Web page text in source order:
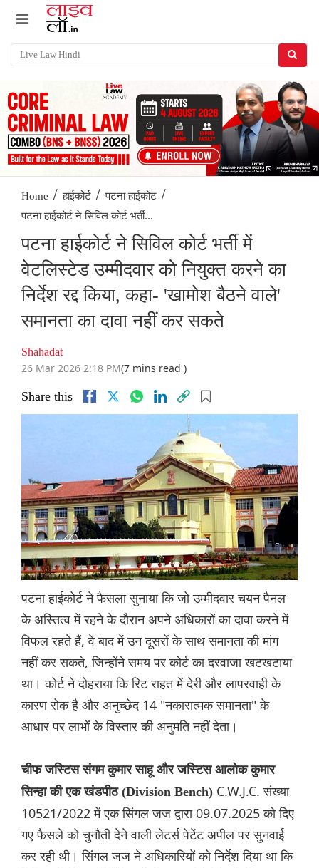
Home / हाईकोर्ट / पटना हाईकोट /
पटना हाईकोर्ट ने सिविल कोर्ट भर्ती...
पटना हाईकोर्ट ने सिविल कोर्ट भर्ती में
वेटलिस्टेड उम्मीदवार को नियुक्त करने का
निर्देश रद्द किया, कहा- 'खामोश बैठने वाले'
समानता का दावा नहीं कर सकते
Shahadat
26 Mar 2026 2:18 PM(7 mins read )
Share this
पटना हाईकोर्ट ने फैसला सुनाया कि जो उम्मीदवार चयन पैनल
के अस्तित्व में रहने के दौरान अपने अधिकारों का दावा करने में
विफल रहते हैं, वे बाद में उन दूसरों के साथ समानता की मांग
नहीं कर सकते, जिन्होंने समय पर कोर्ट का दरवाजा खटखटाया
था। कोर्ट ने दोहराया कि रिट राहत में देरी और लापरवाही के
कारण रोक है और अनुच्छेद 14 "नकारात्मक समानता" के
आधार पर लाभों के विस्तार की अनुमति नहीं देता।
चीफ जस्टिस संगम कुमार साहू और जस्टिस आलोक कुमार
सिन्हा की एक खंडपीठ (Division Bench) C.W.J.C. संख्या
10521/2022 में एक सिंगल जज द्वारा 09.07.2025 को दिए
गए फैसले को चुनौती देने वाली लेटर्स पेटेंट अपील पर सुनवाई
कर रही थी। सिंगल जज ने अधिकारियों को निर्देश दिया था कि